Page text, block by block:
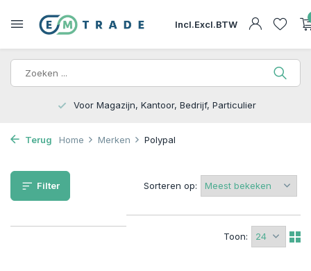
Incl.Excl.BTW
Voor Magazijn, Kantoor, Bedrijf, Particulier
Terug Home Merken Polypal
Filter
Toon:
Sorteren op: